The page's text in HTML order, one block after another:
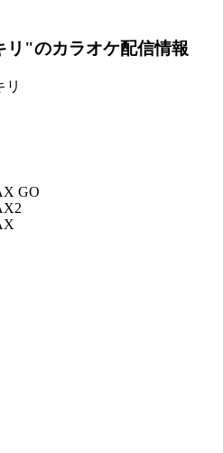
リ"のカラオケ配信情報
リ
GO